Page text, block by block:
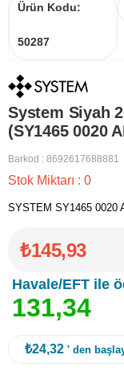
Ürün Kodu:
50287
System Siyah
(SY1465 0020
Barkod : 8692617688881
Stok Miktarı : 0
SYSTEM SY1465 0020
₺145,93
Havale/EFT ile
131,34
₺24,32 ' den